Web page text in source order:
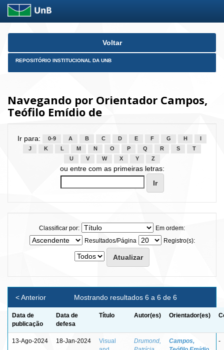
Skip
Voltar
REPOSITÓRIO INSTITUCIONAL DA UNB
Navegando por Orientador Campos,
Teófilo Emídio de
Ir para: 0-9 A B C D E F G H
J
K L M N O P Q R S
T
U
V W X Y Z
ou entre com as primeiras letras:
Classificar por:
Em ordem:
Resultados/Página
Registro(s):
Mostrando resultados 6 a 6 de 6
< Anterior
Data de
publicação
Data de
defesa
Título Autor(es) Orientador(es)
13-Ago-2024 18-Jan-2024
Visual
Drumond,
Campos,
-